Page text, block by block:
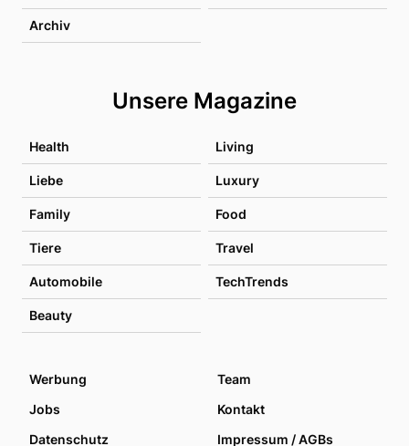
Archiv
Unsere Magazine
Health Living
Liebe Luxury
Family Food
Tiere Travel
Automobile TechTrends
Beauty
Werbung
Team
Jobs
Kontakt
Datenschutz
Impressum / AGBs